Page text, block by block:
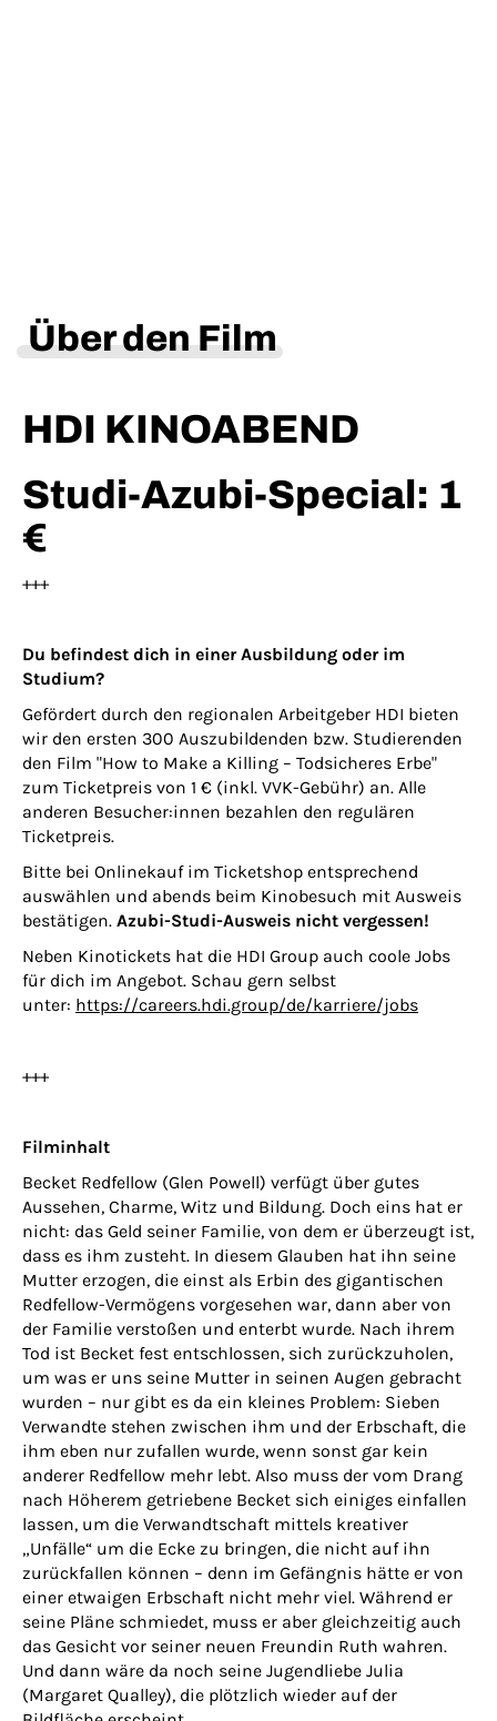
Über den Film
HDI KINOABEND
Studi-Azubi-Special: 1
€
+++
Du befindest dich in einer Ausbildung oder im
Studium?
Gefördert durch den regionalen Arbeitgeber HDI bieten
wir den ersten 300 Auszubildenden bzw. Studierenden
den Film "How to Make a Killing – Todsicheres Erbe"
zum Ticketpreis von 1 € (inkl. VVK-Gebühr) an. Alle
anderen Besucher:innen bezahlen den regulären
Ticketpreis.
Bitte bei Onlinekauf im Ticketshop entsprechend
auswählen und abends beim Kinobesuch mit Ausweis
bestätigen. Azubi-Studi-Ausweis nicht vergessen!
Neben Kinotickets hat die HDI Group auch coole Jobs
für dich im Angebot. Schau gern selbst
unter: https://careers.hdi.group/de/karriere/jobs
+++
Filminhalt
Becket Redfellow (Glen Powell) verfügt über gutes
Aussehen, Charme, Witz und Bildung. Doch eins hat er
nicht: das Geld seiner Familie, von dem er überzeugt ist,
dass es ihm zusteht. In diesem Glauben hat ihn seine
Mutter erzogen, die einst als Erbin des gigantischen
Redfellow-Vermögens vorgesehen war, dann aber von
der Familie verstoßen und enterbt wurde. Nach ihrem
Tod ist Becket fest entschlossen, sich zurückzuholen,
um was er uns seine Mutter in seinen Augen gebracht
wurden – nur gibt es da ein kleines Problem: Sieben
Verwandte stehen zwischen ihm und der Erbschaft, die
ihm eben nur zufallen wurde, wenn sonst gar kein
anderer Redfellow mehr lebt. Also muss der vom Drang
nach Höherem getriebene Becket sich einiges einfallen
lassen, um die Verwandtschaft mittels kreativer
„Unfälle“ um die Ecke zu bringen, die nicht auf ihn
zurückfallen können – denn im Gefängnis hätte er von
einer etwaigen Erbschaft nicht mehr viel. Während er
seine Pläne schmiedet, muss er aber gleichzeitig auch
das Gesicht vor seiner neuen Freundin Ruth wahren.
Und dann wäre da noch seine Jugendliebe Julia
(Margaret Qualley), die plötzlich wieder auf der